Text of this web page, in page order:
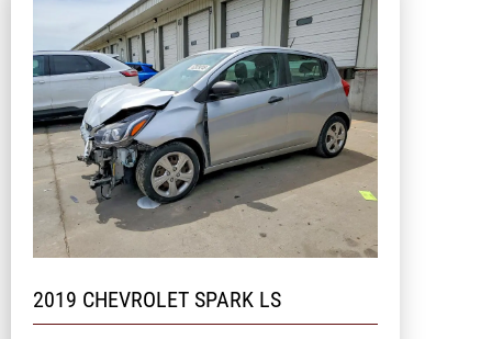
2019 CHEVROLET SPARK LS